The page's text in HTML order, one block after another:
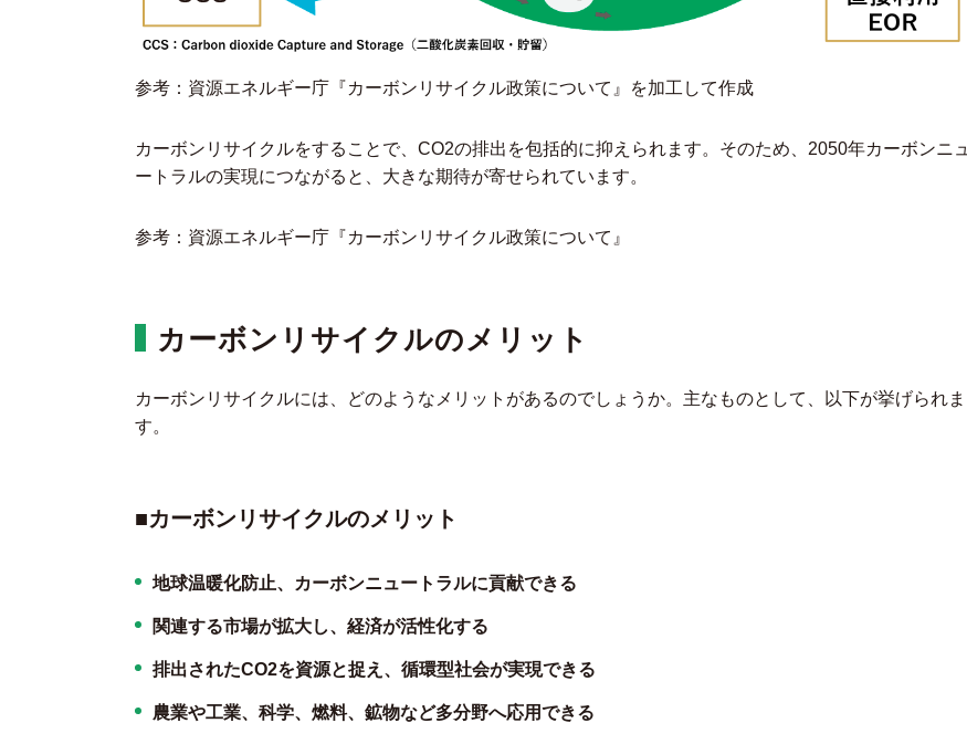
参考：資源エネルギー庁『カーボンリサイクル政策について 』を加工して作成
カーボンリサイクルをすることで、CO2の排出を包括的に抑えられます。そのため、2050年カーボンニュ
ートラルの実現につながると、大きな期待が寄せられています。
参考：資源エネルギー庁『カーボンリサイクル政策について 』
カーボンリサイクルのメリット
カーボンリサイクルには、どのようなメリットがあるのでしょうか。主なものとして、以下が挙げられま
す。
■カーボンリサイクルのメリット
地球温暖化防止、カーボンニュートラルに貢献できる
関連する市場が拡大し、経済が活性化する
排出されたCO2を資源と捉え、循環型社会が実現できる
農業や工業、科学、燃料、鉱物など多分野へ応用できる